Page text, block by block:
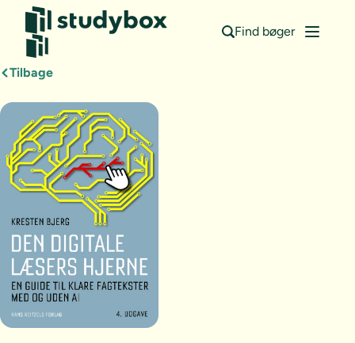
Find bøger
Tilbage